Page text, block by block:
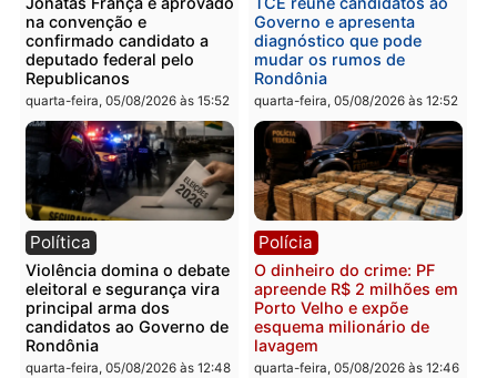
Você também vai querer ler...
Política
Jônatas França é aprovado
na convenção e
confirmado candidato a
deputado federal pelo
Republicanos
Brasil
TCE reúne candidatos ao
Governo e apresenta
diagnóstico que pode
mudar os rumos de
Rondônia